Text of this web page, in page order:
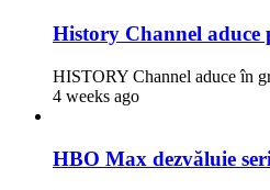
History Channel aduce
HISTORY Channel aduce în
4 weeks ago
HBO Max dezvăluie